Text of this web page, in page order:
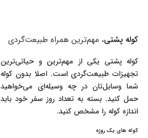
کوله پشتی، مهم‌ترین همراه طبیعت‌گردی
کوله پشتی یکی از مهم‌ترین و حیاتی‌ترین
تجهیزات طبیعت‌گردی است. اصلا بدون کوله
شما وسایل‌تان در چه وسیله‌ای می‌خواهید
حمل کنید. بسته به تعداد روز سفر خود باید
اندازه کوله را مشخص کنید.
کوله های یک روزه